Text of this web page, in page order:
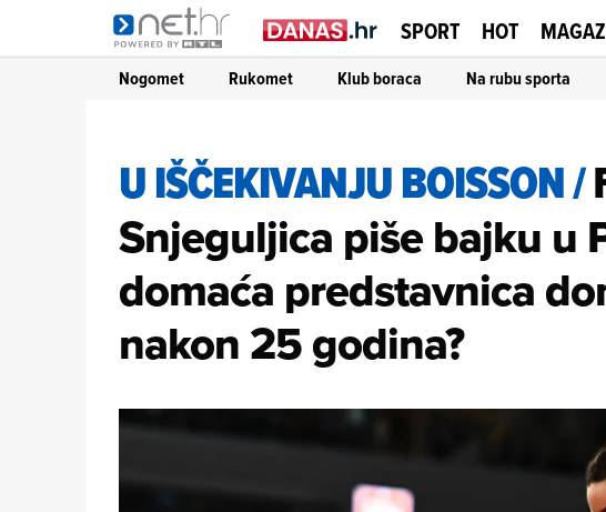
SPORT HOT
Nogomet Rukomet Klub boraca Na rubu sporta
U IŠČEKIVANJU BOISSON/
Snjeguljica piše bajku u
domaća predstavnica
nakon 25 godina?